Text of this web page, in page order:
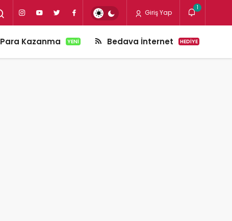
Giriş Yap
1
Para Kazanma YENI Bedava İnternet HEDIYE